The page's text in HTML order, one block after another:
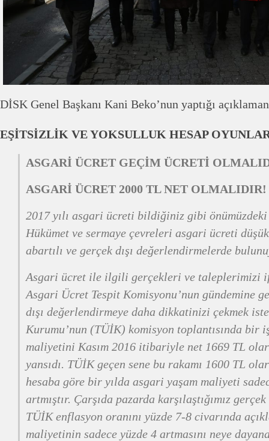
DİSK Genel Başkanı Kani Beko’nun yaptığı
EŞİTSİZLİK VE YOKSULLUK HESAP
ASGARİ ÜCRET GEÇİM ÜCRETİ
ASGARİ ÜCRET 2000 TL NET OLMALIDIR!
2017 yılı asgari ücreti bildiğiniz gibi
Hükümet ve sermaye çevreleri asgari ücreti
abartılı ve gerçek dışı değerlendirmelerde
Asgari ücret ile ilgili gerçekleri ve taleplerimizi
Asgari Ücret Tespit Komisyonu’nun gündemine
dışı değerlendirmeye daha dikkatinizi çekmek
Kurumu’nun (TÜİK) komisyon toplantısında bir
maliyetini Kasım 2016 itibariyle net 1669 TL
yansıdı. TÜİK geçen sene bu rakamı 1600 TL
hesaba göre bir yılda asgari yaşam maliyeti
artmıştır. Çarşıda pazarda karşılaştığımız
TÜİK enflasyon oranını yüzde 7-8 civarında
maliyetinin sadece yüzde 4 artmasını neye